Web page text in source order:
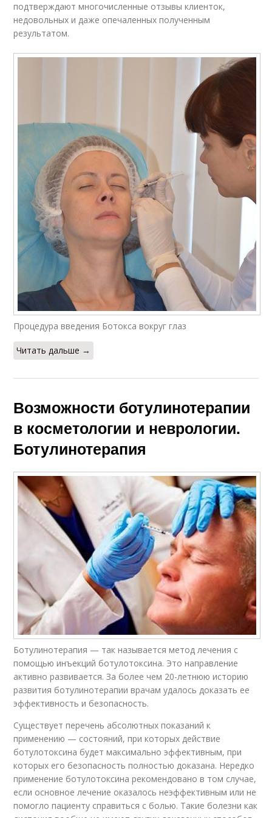
подтверждают многочисленные отзывы клиенток,
недовольных и даже опечаленных полученным
результатом.
Процедура введения Ботокса вокруг глаз
Читать дальше →
Возможности ботулинотерапии
в косметологии и неврологии.
Ботулинотерапия
Ботулинотерапия — так называется метод лечения с
помощью инъекций ботулотоксина. Это направление
активно развивается. За более чем 20-летнюю историю
развития ботулинотерапии врачам удалось доказать ее
эффективность и безопасность.
Существует перечень абсолютных показаний к
применению — состояний, при которых действие
ботулотоксина будет максимально эффективным, при
которых его безопасность полностью доказана. Нередко
применение ботулотоксина рекомендовано в том случае,
если основное лечение оказалось неэффективным или не
помогло пациенту справиться с болью. Такие болезни как